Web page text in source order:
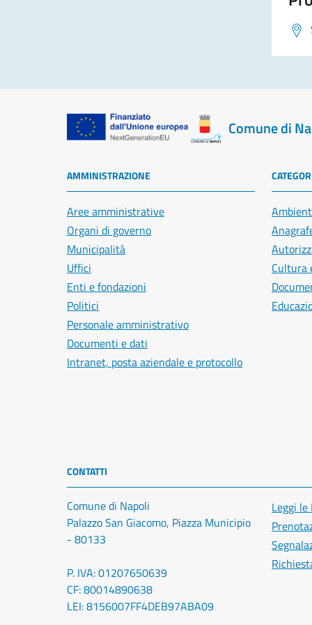
Comune di
AMMINISTRAZIONE
Aree amministrative
Organi di governo
Municipalità
Uffici
Enti e fondazioni
Politici
Personale amministrativo
Documenti e dati
Intranet, posta aziendale e protocollo
Cultura
CONTATTI
Comune di Napoli
Palazzo San Giacomo, Piazza Municipio
- 80133
P. IVA: 01207650639
CF: 80014890638
LEI: 8156007FF4DEB97ABA09
Leggi le